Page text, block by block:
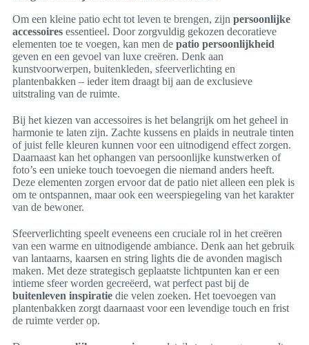
Om een kleine patio echt tot leven te brengen, zijn persoonlijke
accessoires essentieel. Door zorgvuldig gekozen decoratieve
elementen toe te voegen, kan men de patio persoonlijkheid
geven en een gevoel van luxe creëren. Denk aan
kunstvoorwerpen, buitenkleden, sfeerverlichting en
plantenbakken – ieder item draagt bij aan de exclusieve
uitstraling van de ruimte.
Bij het kiezen van accessoires is het belangrijk om het geheel in
harmonie te laten zijn. Zachte kussens en plaids in neutrale tinten
of juist felle kleuren kunnen voor een uitnodigend effect zorgen.
Daarnaast kan het ophangen van persoonlijke kunstwerken of
foto’s een unieke touch toevoegen die niemand anders heeft.
Deze elementen zorgen ervoor dat de patio niet alleen een plek is
om te ontspannen, maar ook een weerspiegeling van het karakter
van de bewoner.
Sfeerverlichting speelt eveneens een cruciale rol in het creëren
van een warme en uitnodigende ambiance. Denk aan het gebruik
van lantaarns, kaarsen en string lights die de avonden magisch
maken. Met deze strategisch geplaatste lichtpunten kan er een
intieme sfeer worden gecreëerd, wat perfect past bij de
buitenleven inspiratie die velen zoeken. Het toevoegen van
plantenbakken zorgt daarnaast voor een levendige touch en frist
de ruimte verder op.